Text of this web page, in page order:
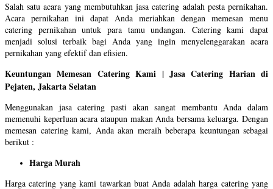
Salah satu acara yang membutuhkan jasa catering adalah pesta pernikahan.
Acara pernikahan ini dapat Anda meriahkan dengan memesan menu
catering pernikahan untuk para tamu undangan. Catering kami dapat
menjadi solusi terbaik bagi Anda yang ingin menyelenggarakan acara
pernikahan yang efektif dan efisien.
Keuntungan Memesan Catering Kami | Jasa Catering Harian di
Pejaten, Jakarta Selatan
Menggunakan jasa catering pasti akan sangat membantu Anda dalam
memenuhi keperluan acara ataupun makan Anda bersama keluarga. Dengan
memesan catering kami, Anda akan meraih beberapa keuntungan sebagai
berikut :
Harga Murah
Harga catering yang kami tawarkan buat Anda adalah harga catering yang